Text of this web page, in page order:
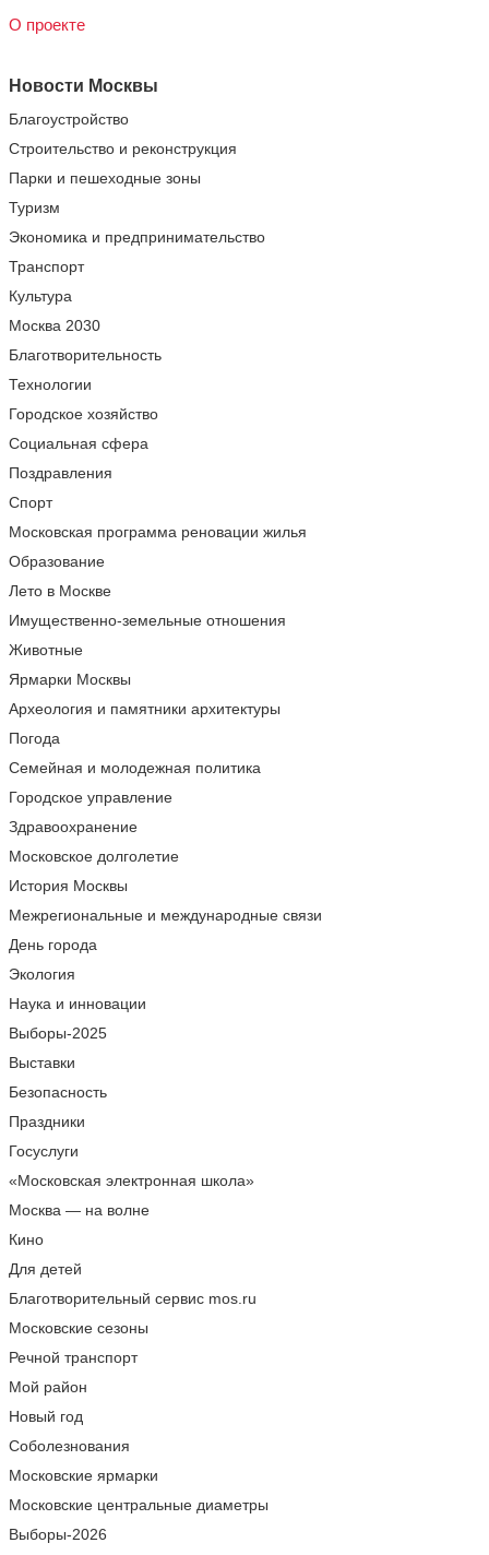
О проекте
Новости Москвы
Благоустройство
Строительство и реконструкция
Парки и пешеходные зоны
Туризм
Экономика и предпринимательство
Транспорт
Культура
Москва 2030
Благотворительность
Технологии
Городское хозяйство
Социальная сфера
Поздравления
Спорт
Московская программа реновации жилья
Образование
Лето в Москве
Имущественно-земельные отношения
Животные
Ярмарки Москвы
Археология и памятники архитектуры
Погода
Семейная и молодежная политика
Городское управление
Здравоохранение
Московское долголетие
История Москвы
Межрегиональные и международные связи
День города
Экология
Наука и инновации
Выборы-2025
Выставки
Безопасность
Праздники
Госуслуги
«Московская электронная школа»
Москва — на волне
Кино
Для детей
Благотворительный сервис mos.ru
Московские сезоны
Речной транспорт
Мой район
Новый год
Соболезнования
Московские ярмарки
Московские центральные диаметры
Выборы-2026